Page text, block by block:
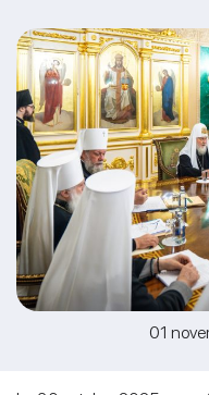
01